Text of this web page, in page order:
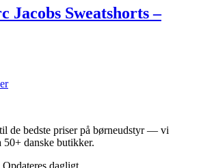
Jacobs Sweatshorts –
de bedste priser på børneudstyr — vi
50+ danske butikker.
Opdateres dagligt